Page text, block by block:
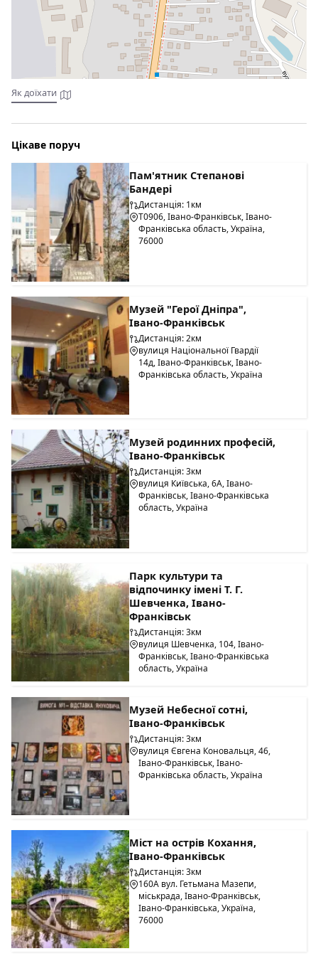
На території готелю працює ресторан, де можна
замовляти харчування.
Як доїхати
Цікаве поруч
Пам'ятник Степанові
Бандері
Дистанція: 1км
Т0906, Івано-Франківськ, Івано-
Франківська область, Україна,
76000
Музей "Герої Дніпра",
Івано-Франківськ
Дистанція: 2км
вулиця Національної Гвардії
14д, Івано-Франківськ, Івано-
Франківська область, Україна
Музей родинних професій,
Івано-Франківськ
Дистанція: 3км
вулиця Київська, 6А, Івано-
Франківськ, Івано-Франківська
область, Україна
Парк культури та
відпочинку імені Т. Г.
Шевченка, Івано-
Франківськ
Дистанція: 3км
вулиця Шевченка, 104, Івано-
Франківськ, Івано-Франківська
область, Україна
Музей Небесної сотні,
Івано-Франківськ
Дистанція: 3км
вулиця Євгена Коновальця, 46,
Івано-Франківськ, Івано-
Франківська область, Україна
Міст на острів Кохання,
Івано-Франківськ
Дистанція: 3км
160А вул. Гетьмана Мазепи,
міськрада, Івано-Франківськ,
Івано-Франківська, Україна,
76000